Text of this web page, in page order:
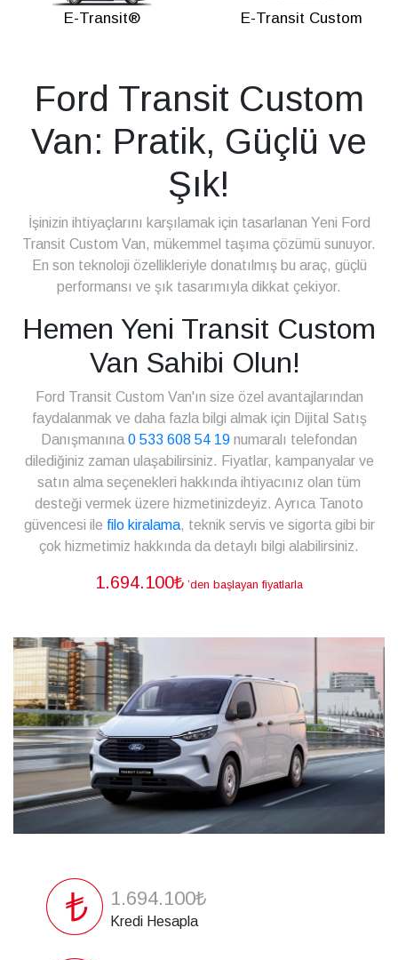
E-Transit® E-Transit Custom
Ford Transit Custom
Van: Pratik, Güçlü ve
Şık!
İşinizin ihtiyaçlarını karşılamak için tasarlanan Yeni Ford
Transit Custom Van, mükemmel taşıma çözümü sunuyor.
En son teknoloji özellikleriyle donatılmış bu araç, güçlü
performansı ve şık tasarımıyla dikkat çekiyor.
Hemen Yeni Transit Custom
Van Sahibi Olun!
Ford Transit Custom Van'ın size özel avantajlarından
faydalanmak ve daha fazla bilgi almak için Dijital Satış
Danışmanına 0 533 608 54 19 numaralı telefondan
dilediğiniz zaman ulaşabilirsiniz. Fiyatlar, kampanyalar ve
satın alma seçenekleri hakkında ihtiyacınız olan tüm
desteği vermek üzere hizmetinizdeyiz. Ayrıca Tanoto
güvencesi ile filo kiralama, teknik servis ve sigorta gibi bir
çok hizmetimiz hakkında da detaylı bilgi alabilirsiniz.
1.694.100₺ ’den başlayan fiyatlarla
1.694.100₺
Kredi Hesapla